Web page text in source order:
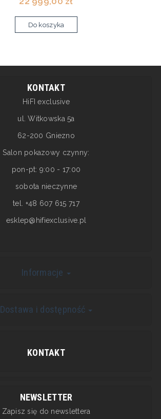
Do koszyka
KONTAKT
HiFI exclusive
ul. Witkowska 5a
62-200 Gniezno
Salon pokazowy czynny:
pon-pt: 9:00 - 17:00
sobota nieczynne
tel. +48 607 615 717
esklep@hifiexclusive.pl
Informacje
Dostawa i dostępność
KONTAKT
NEWSLETTER
Zapisz się do newslettera